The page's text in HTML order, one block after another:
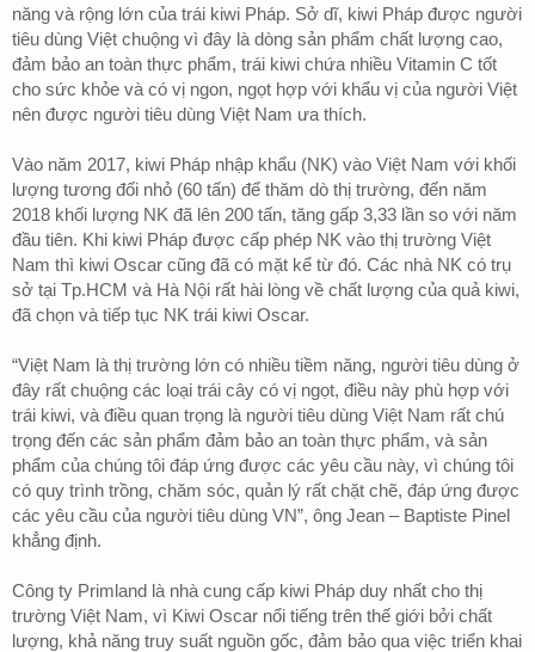
năng và rộng lớn của trái kiwi Pháp. Sở dĩ, kiwi Pháp được người
tiêu dùng Việt chuộng vì đây là dòng sản phẩm chất lượng cao,
đảm bảo an toàn thực phẩm, trái kiwi chứa nhiều Vitamin C tốt
cho sức khỏe và có vị ngon, ngọt hợp với khẩu vị của người Việt
nên được người tiêu dùng Việt Nam ưa thích.
Vào năm 2017, kiwi Pháp nhập khẩu (NK) vào Việt Nam với khối
lượng tương đối nhỏ (60 tấn) để thăm dò thị trường, đến năm
2018 khối lượng NK đã lên 200 tấn, tăng gấp 3,33 lần so với năm
đầu tiên. Khi kiwi Pháp được cấp phép NK vào thị trường Việt
Nam thì kiwi Oscar cũng đã có mặt kể từ đó. Các nhà NK có trụ
sở tại Tp.HCM và Hà Nội rất hài lòng về chất lượng của quả kiwi,
đã chọn và tiếp tục NK trái kiwi Oscar.
“Việt Nam là thị trường lớn có nhiều tiềm năng, người tiêu dùng ở
đây rất chuộng các loại trái cây có vị ngọt, điều này phù hợp với
trái kiwi, và điều quan trọng là người tiêu dùng Việt Nam rất chú
trọng đến các sản phẩm đảm bảo an toàn thực phẩm, và sản
phẩm của chúng tôi đáp ứng được các yêu cầu này, vì chúng tôi
có quy trình trồng, chăm sóc, quản lý rất chặt chẽ, đáp ứng được
các yêu cầu của người tiêu dùng VN”, ông Jean – Baptiste Pinel
khẳng định.
Công ty Primland là nhà cung cấp kiwi Pháp duy nhất cho thị
trường Việt Nam, vì Kiwi Oscar nổi tiếng trên thế giới bởi chất
lượng, khả năng truy suất nguồn gốc, đảm bảo qua việc triển khai